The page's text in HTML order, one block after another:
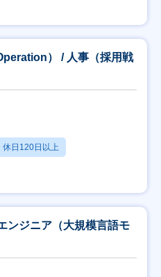
） / 人事（採用戦
休日120日以上
ンジニア（大規模言語モ